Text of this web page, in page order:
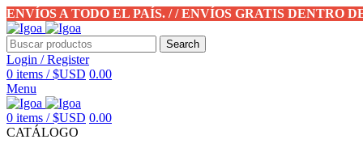
ENVÍOS A TODO EL PAÍS. / / ENVÍOS GRATIS DENTRO
Search
Login / Register
0 items / $USD 0.00
Menu
0 items / $USD 0.00
CATÁLOGO